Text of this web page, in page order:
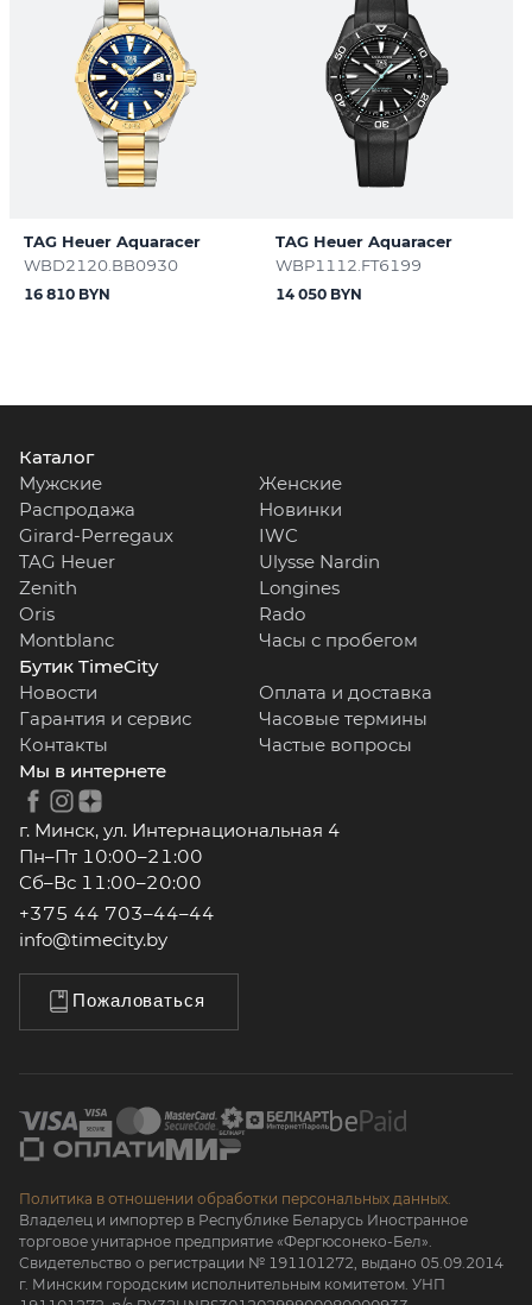
TAG Heuer Aquaracer
WBD2120.BB0930
16 810 BYN
TAG Heuer Aquaracer
WBP1112.FT6199
14 050 BYN
Каталог
Мужские
Женские
Распродажа
Новинки
Girard-Perregaux
IWC
TAG Heuer
Ulysse Nardin
Zenith
Longines
Oris
Rado
Montblanc
Часы с пробегом
Бутик TimeCity
Новости
Оплата и доставка
Гарантия и сервис
Часовые термины
Контакты
Частые вопросы
Мы в интернете
г. Минск, ул. Интернациональная 4
Пн–Пт 10:00–21:00
Сб–Вс 11:00–20:00
+375 44 703–44–44
info@timecity.by
Пожаловаться
Политика в отношении обработки персональных данных.
Владелец и импортер в Республике Беларусь Иностранное
торговое унитарное предприятие «Фергюсонеко-Бел».
Свидетельство о регистрации № 191101272, выдано 05.09.2014
г. Минским городским исполнительным комитетом. УНП